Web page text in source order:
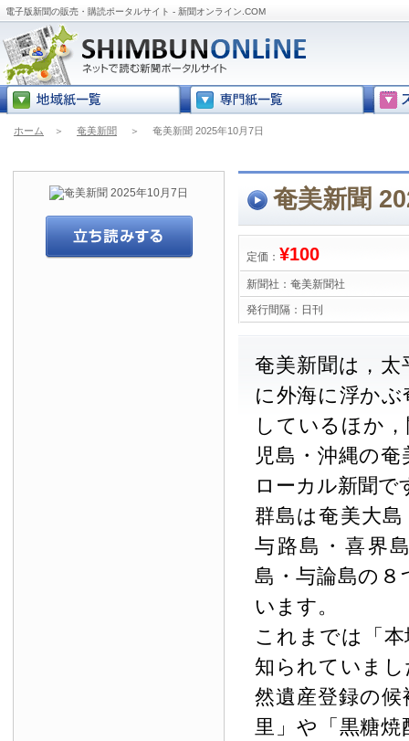
電子版新聞の販売・購読ポータルサイト - 新聞オンライン.COM
ホーム ＞ 奄美新聞 ＞ 奄美新聞 2025年10月7日
奄美新聞
定価： ¥100
新聞社： 奄美新聞社
発行間隔： 日刊
奄美新聞は，
に外海に浮か
しているほか
児島・沖縄の
ローカル新聞で
群島は奄美大
与路島・喜界
島・与論島の
います。
これまでは「
知られていま
然遺産登録の
里」や「黒糖